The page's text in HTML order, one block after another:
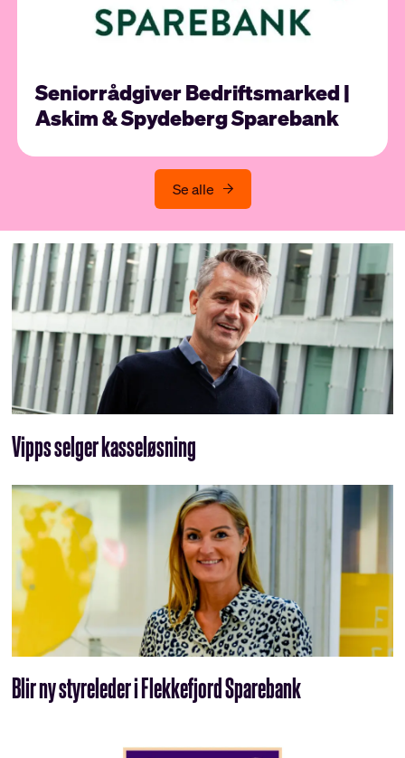
Seniorrådgiver Bedriftsmarked |
Askim & Spydeberg Sparebank
Se alle
Vipps selger kasseløsning
Blir ny styreleder i Flekkefjord Sparebank